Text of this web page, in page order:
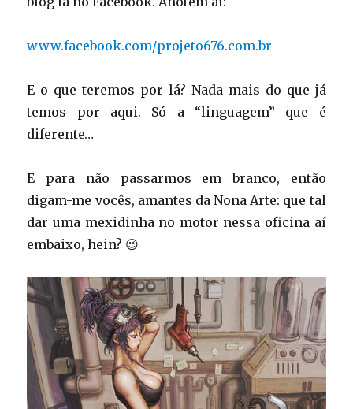
www.facebook.com/projeto676.com.br
E o que teremos por lá? Nada mais do que já
temos por aqui. Só a “linguagem” que é
diferente…
E para não passarmos em branco, então
digam-me vocês, amantes da Nona Arte: que tal
dar uma mexidinha no motor nessa oficina aí
embaixo, hein? 😉